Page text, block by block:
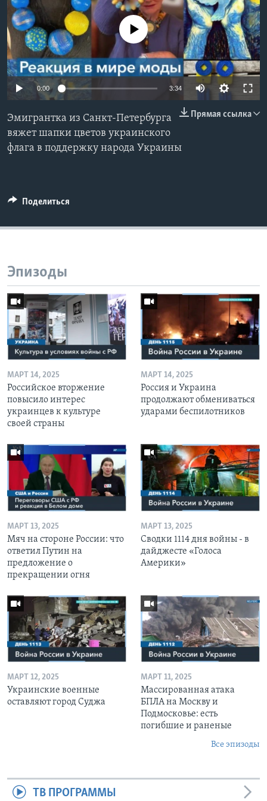
Learning English
СОЦИАЛЬНЫЕ СЕТИ
No media source currently available
0:00 3:34
Прямая ссылка
Эмигрантка из Санкт-Петербурга
вяжет шапки цветов украинского
флага в поддержку народа Украины
Поделиться
Эпизоды
МАРТ 14, 2025
Российское вторжение
повысило интерес
украинцев к культуре
своей страны
МАРТ 14, 2025
Россия и Украина
продолжают обмениваться
ударами беспилотников
МАРТ 13, 2025
Мяч на стороне России: что
ответил Путин на
предложение о
прекращении огня
МАРТ 13, 2025
Сводки 1114 дня войны - в
дайджесте «Голоса
Америки»
МАРТ 12, 2025
Украинские военные
оставляют город Суджа
МАРТ 11, 2025
Массированная атака
БПЛА на Москву и
Подмосковье: есть
погибшие и раненые
Все эпизоды
ТВ ПРОГРАММЫ